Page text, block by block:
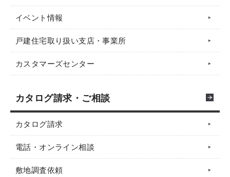
イベント情報
戸建住宅取り扱い支店・事業所
カスタマーズセンター
カタログ請求・ご相談
カタログ請求
電話・オンライン相談
敷地調査依頼